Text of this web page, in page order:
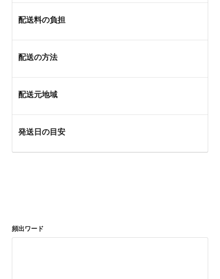
配送料の負担
配送の方法
配送元地域
発送日の目安
頻出ワード